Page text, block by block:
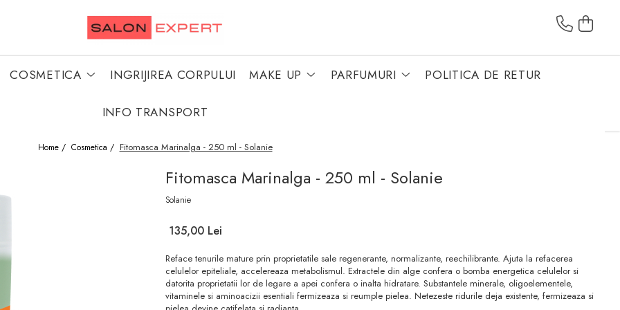
COSMETICA INGRIJIREA CORPULUI MAKE UP PARFUMURI POLITICA DE RETUR
INFO TRANSPORT
Home / Cosmetica / Fitomasca Marinalga - 250 ml - Solanie
Fitomasca Marinalga - 250 ml - Solanie
Solanie
135,00 Lei
Reface tenurile mature prin proprietatile sale regenerante, normalizante, reechilibrante. Ajuta la refacerea
celulelor epiteliale, accelereaza metabolismul. Extractele din alge confera o bomba energetica celulelor si
datorita proprietatii lor de legare a apei confera o inalta hidratare. Substantele minerale, oligoelementele,
vitaminele si aminoacizii esentiali fermizeaza si reumple pielea. Netezeste ridurile deja existente, fermizeaza si